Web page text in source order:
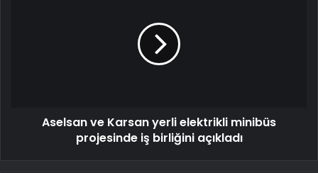
Aselsan ve Karsan yerli elektrikli minibüs
projesinde iş birliğini açıkladı